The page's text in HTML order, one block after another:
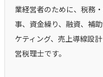
業経営者のために、税務
事、資金繰り、融資、補
ケティング、売上導線設
営税理士です。